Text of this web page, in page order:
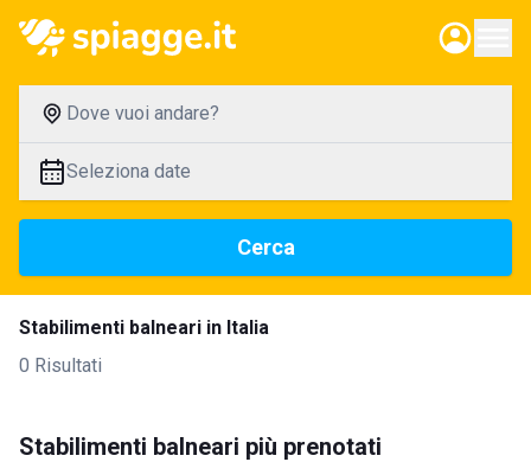
Dove vuoi andare?
Seleziona date
Cerca
Stabilimenti balneari in Italia
0 Risultati
Stabilimenti balneari più prenotati